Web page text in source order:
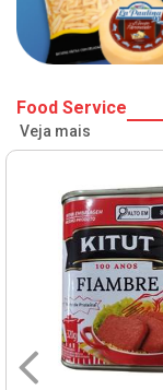
Food Service
Veja mais